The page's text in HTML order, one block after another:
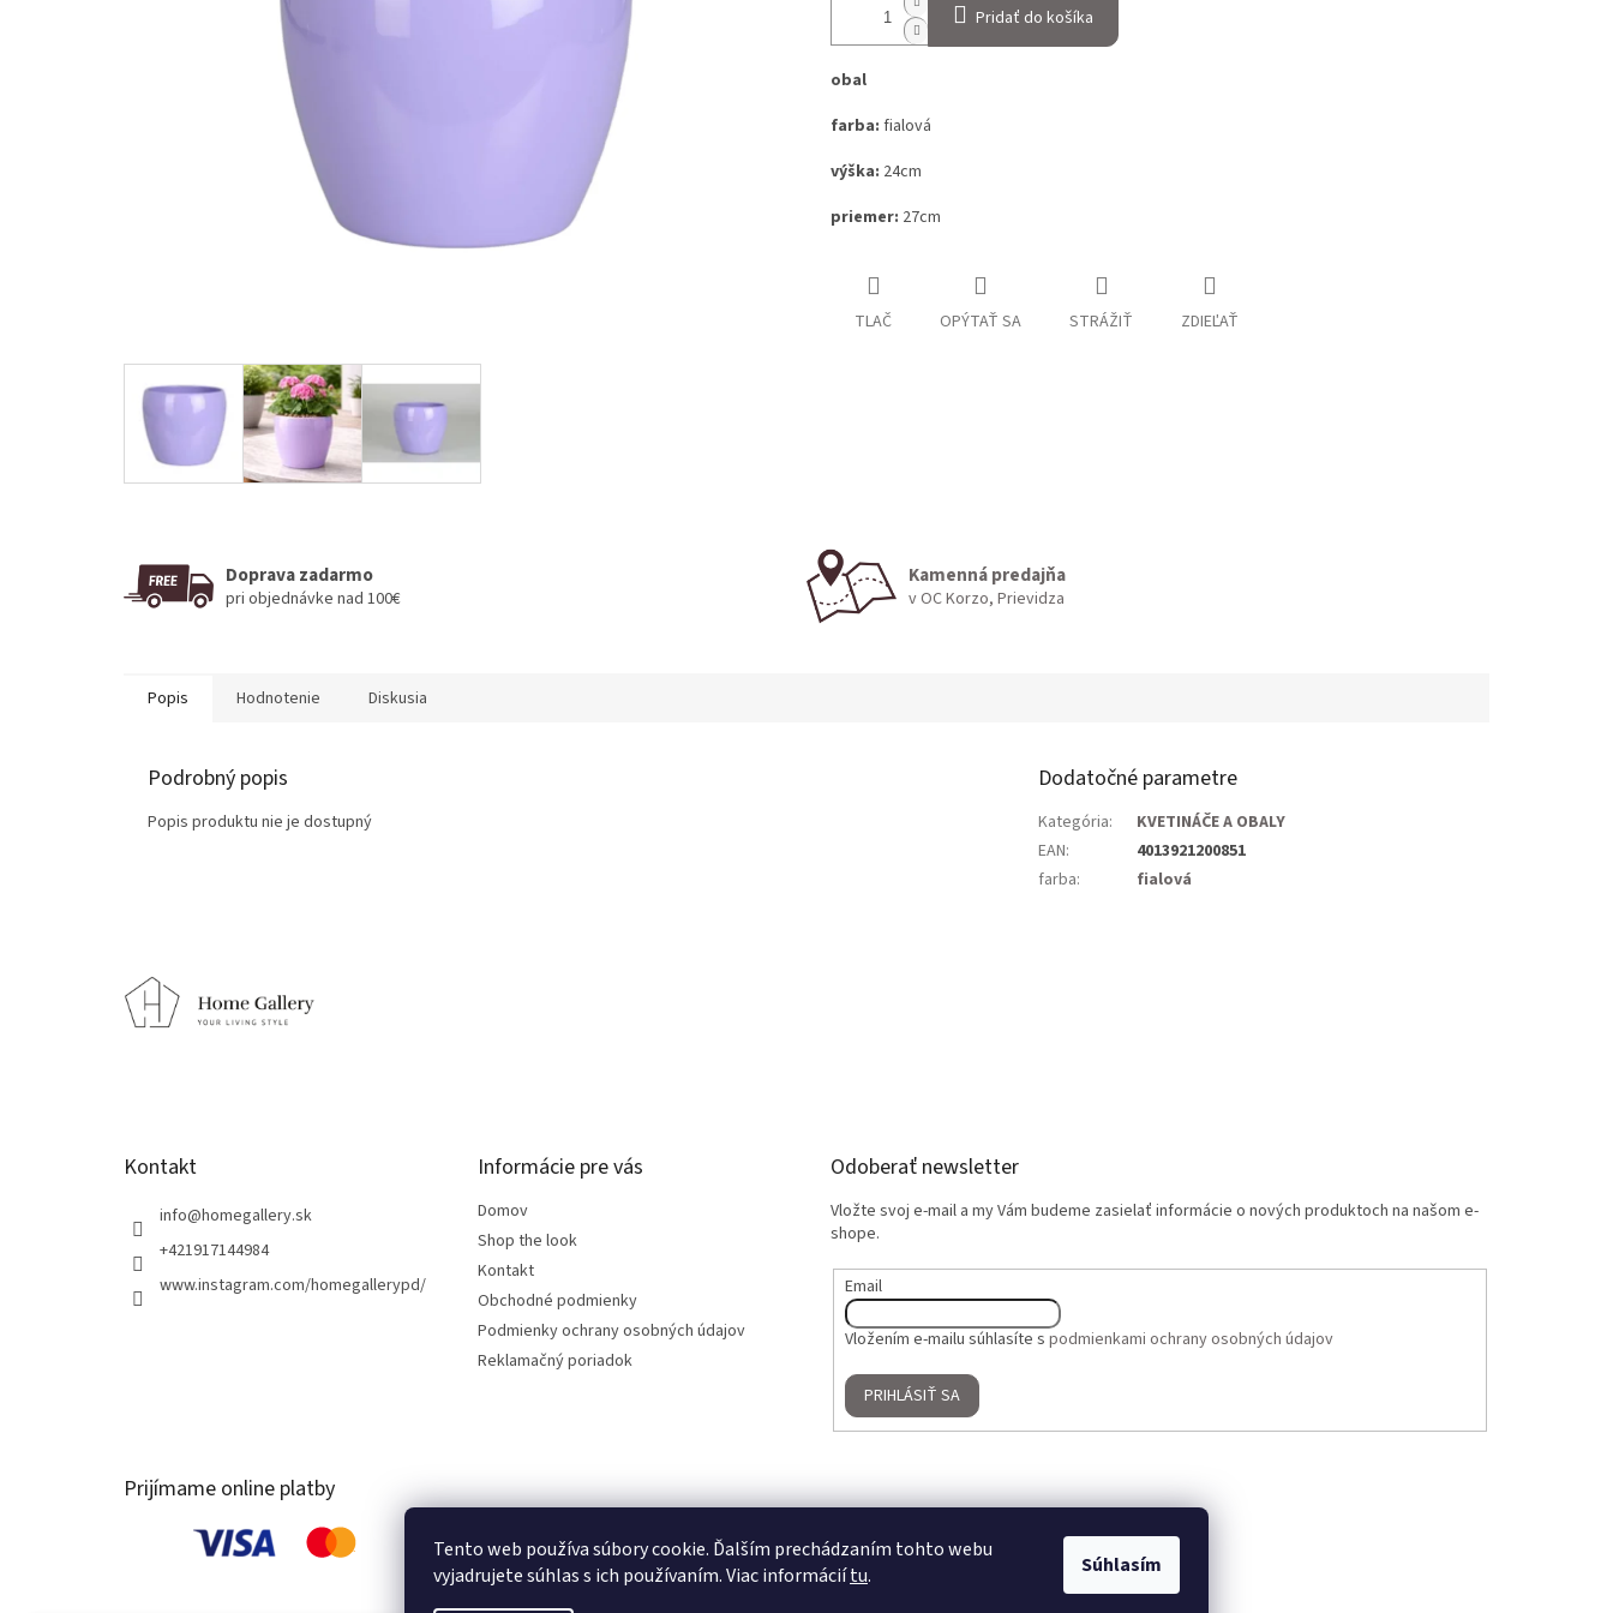
Tento web používa súbory cookie. Ďalším prechádzaním tohto webu
vyjadrujete súhlas s ich používaním. Viac informáciítu. Súhlasím
Pridať do košíka
obal
farba: fialová
výška: 24cm
priemer: 27cm
TLAČ OPÝTAŤ SA STRÁŽIŤ ZDIEĽAŤ
Doprava zadarmo
pri objednávke nad 100€
Kamenná predajňa
v OC Korzo, Prievidza
Popis Hodnotenie Diskusia
Podrobný popis
Popis produktu nie je dostupný
Dodatočné parametre
Kategória:
KVETINÁČE A OBALY
EAN:
4013921200851
farba: fialová
Kontakt
info@homegallery.sk
+421917144984
www.instagram.com/homegallerypd/
Informácie pre vás
Domov
Shop the look
Kontakt
Obchodné podmienky
Podmienky ochrany osobných údajov
Reklamačný poriadok
Odoberať newsletter
Vložte svoj e-mail a my Vám budeme zasielať informácie o nových produktoch na našom e-
shope.
Email
Vložením e-mailu súhlasíte s podmienkami ochrany osobných údajov
PRIHLÁSIŤ SA
Prijímame online platby